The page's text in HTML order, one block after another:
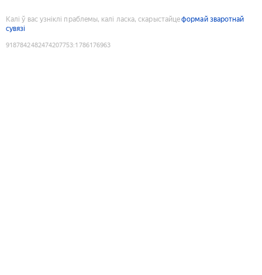
Калі ў вас узніклі праблемы, калі ласка, скарыстайцеформай зваротнай
сувязі
9187842482474207753:1786176963